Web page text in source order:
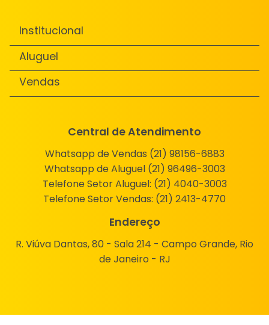
Institucional
Aluguel
Vendas
Central de Atendimento
Whatsapp de Vendas (21) 98156-6883
Whatsapp de Aluguel (21) 96496-3003
Telefone Setor Aluguel: (21) 4040-3003
Telefone Setor Vendas: (21) 2413-4770
Endereço
R. Viúva Dantas, 80 - Sala 214 - Campo Grande, Rio
de Janeiro - RJ